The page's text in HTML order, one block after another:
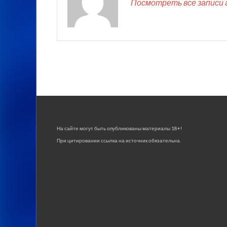
Посмотреть все записи
На сайте могут быть опубликованы материалы 18+!
При цитировании ссылка на источник обязательна.